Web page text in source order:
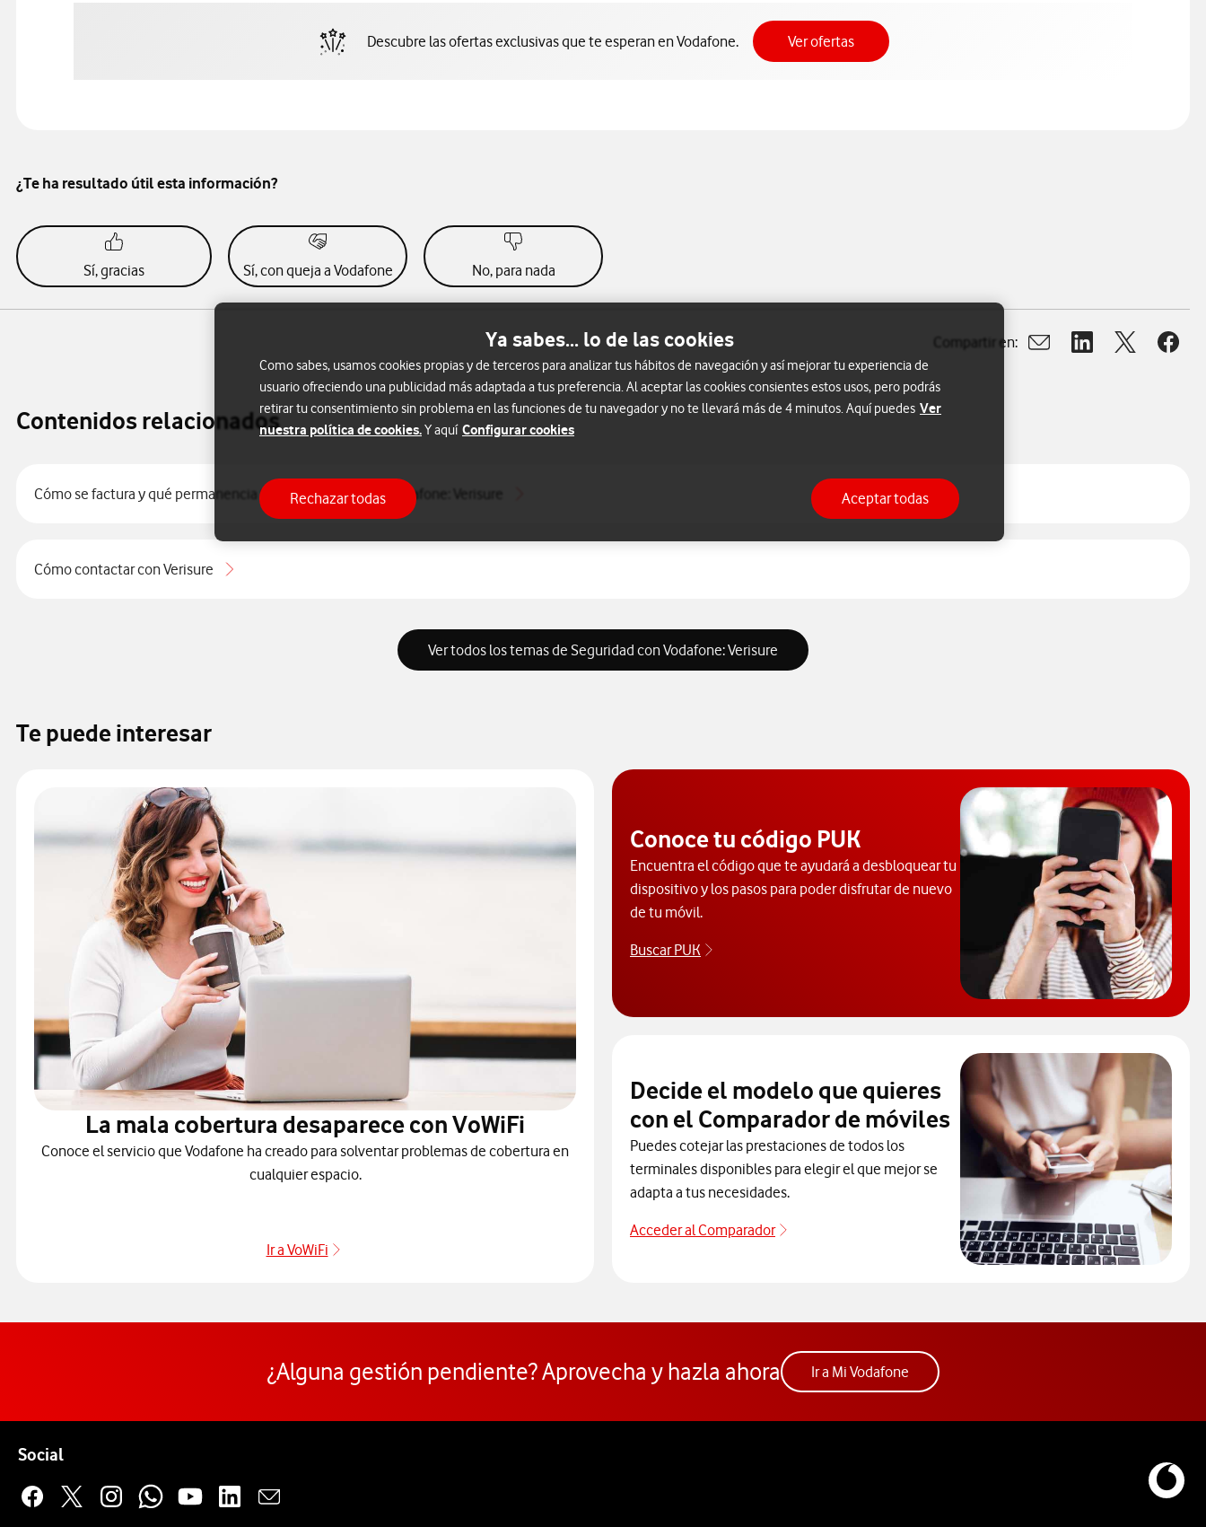
Descubre las ofertas exclusivas que te esperan en Vodafone. Ver ofertasVer ofertas
¿Te ha resultado útil esta información?
Sí, gracias Sí, con queja a Vodafone No, para nada
Compartir en:
Abrir ventana para
Abrir ventana para
Abrir Abrir
Contenidos relacionados
Cómo se factura y qué permanencia tiene Seguridad con Vodafone: Verisure
Cómo contactar con Verisure
Ver todos los temas de Seguridad con Vodafone: Verisure
Te puede interesar
La mala cobertura desaparece con VoWiFi
Conoce el servicio que Vodafone ha creado para solventar problemas de cobertura en
cualquier espacio.
Ir a VoWiFi
Pulsar para descubrir cómo solventar problemas de cobertura en cualquier espacio. Abre ventana nueva.
Conoce tu código PUK
Encuentra el código que te ayudará a desbloquear tu
dispositivo y los pasos para poder disfrutar de nuevo
de tu móvil.
Buscar PUK
Para buscar tu código PUK. Abre ventana nueva.
Decide el modelo que quieres
con el Comparador de móviles
Puedes cotejar las prestaciones de todos los
terminales disponibles para elegir el que mejor se
adapta a tus necesidades.
Acceder al Comparador
¿Alguna gestión pendiente? Aprovecha y hazla ahora Ir a Mi VodafoneAcceder a la app Mi Vodafone. Abre ventana
SocialEnlaces a las redes sociales de Vodafone
Ya sabes... lo de las cookies
Como sabes, usamos cookies propias y de terceros para analizar tus hábitos de navegación y así mejorar tu experiencia de
usuario ofreciendo una publicidad más adaptada a tus preferencia. Al aceptar las cookies consientes estos usos, pero podrás
retirar tu consentimiento sin problema en las funciones de tu navegador y no te llevará más de 4 minutos. Aquí puedes Ver
nuestra política de cookies.Y aquí Configurar cookies
Rechazar todas Aceptar todas